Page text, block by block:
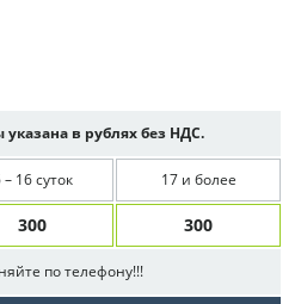
в рублях без НДС.
– 16 суток 17 и более
300 300
по телефону!!!